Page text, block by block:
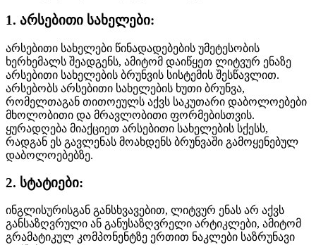
1. არსებითი სახელები:
არსებითი სახელები წინადადებების უმეტესობის
ხერხემალს შეადგენს, ამიტომ დაიწყეთ ლიტვურ ენაზე
არსებითი სახელების ბრუნვის სისტემის შესწავლით.
არსებობს არსებითი სახელების ხუთი ბრუნვა,
რომელთაგან თითოეულს აქვს საკუთარი დაბოლოებები
მხოლობითი და მრავლობითი ფორმებისთვის.
ყურადღება მიაქციეთ არსებითი სახელების სქესს,
რადგან ეს გავლენას მოახდენს ბრუნვაში გამოყენებულ
დაბოლოებებზე.
2. სტატიები:
ინგლისურისგან განსხვავებით, ლიტვურ ენას არ აქვს
განსაზღვრული ან განუსაზღვრელი არტიკლები, ამიტომ
გრამატიკულ კომპონენტზე ერთით ნაკლები საზრუნავი